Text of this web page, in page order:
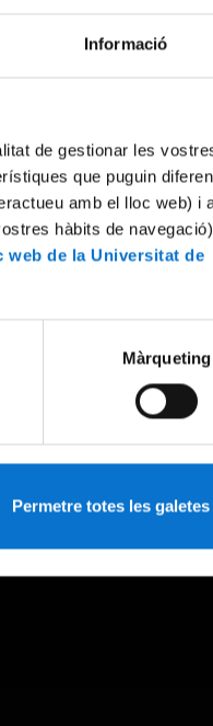
Informació
de gestionar les
que puguin
amb el lloc web) i
hàbits de
web de la Universitat de
Màrqueting
Permetre totes les galetes